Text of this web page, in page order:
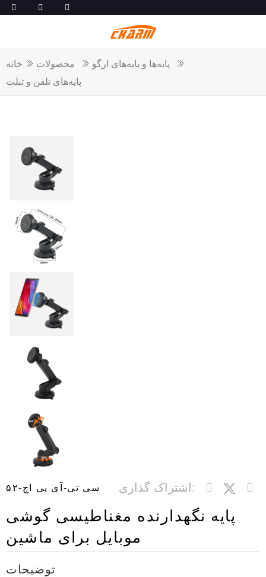
خانه محصولات
پایه‌ها و پایه‌های ارگو
پایه‌های تلفن و تبلت
سی تی-آی پی اچ-۵۲ اشتراک گذاری:
پایه نگهدارنده مغناطیسی گوشی
موبایل برای ماشین
توضیحات